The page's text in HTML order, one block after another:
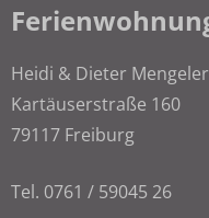
Heidi & Dieter Mengeler
Kartäuserstraße 160
79117 Freiburg
Tel. 0761 / 59045 26